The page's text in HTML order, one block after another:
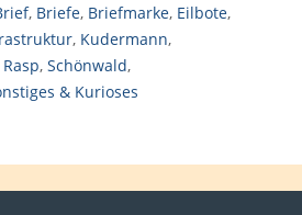
, Briefe, Briefmarke, Eilbote,
, Kudermann,
Rasp, Schönwald,
& Kurioses